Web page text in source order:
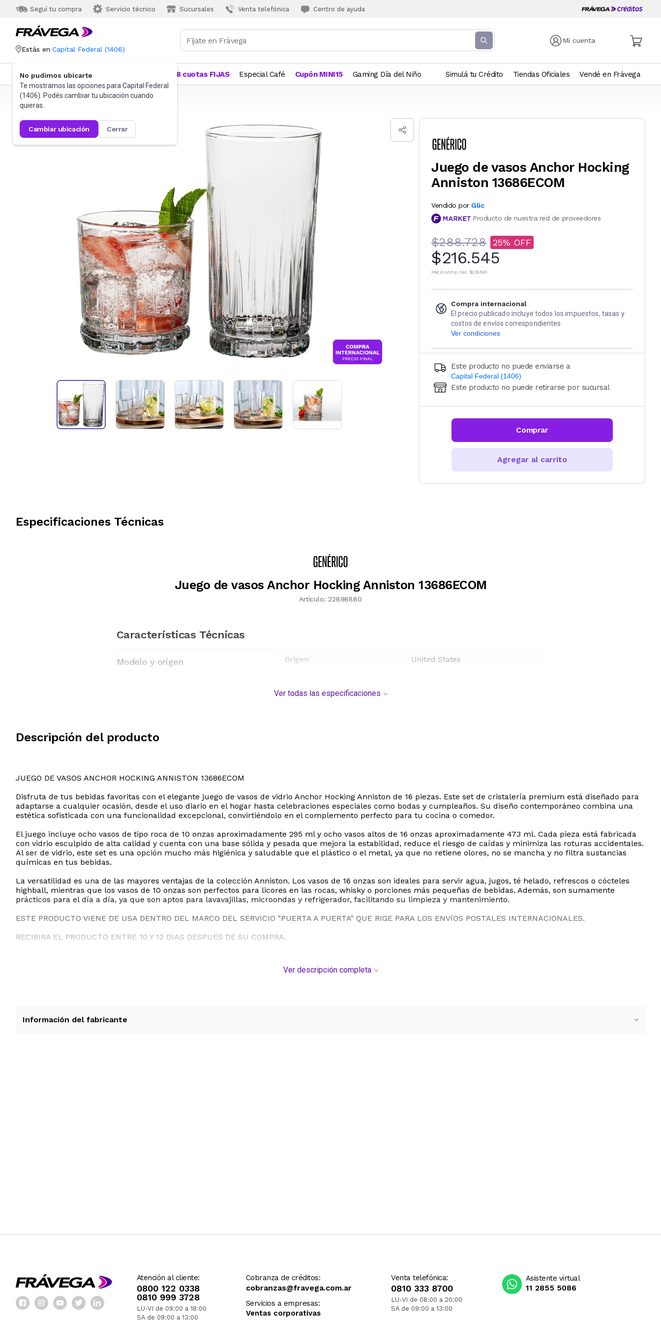
Seguí tu compra Servicio técnico Sucursales Venta telefónica Centro de ayuda
Mi cuenta
Estás en Capital Federal (1406)
No pudimos ubicarte
Te mostramos las opciones para Capital Federal
(1406). Podés cambiar tu ubicación cuando
quieras.
cambiar ubicación cerrar
Categorías Más Vendidos 18 cuotas FIJAS Especial Café Cupón MINI15 Gaming Día del Niño Simulá tu Crédito Tiendas Oficiales Vendé en Frávega
Frávega Hogar Bazar Vajilla Vasos y copas
Juego de vasos Anchor Hocking
Anniston 13686ECOM
Vendido por Glic
Producto de nuestra red de proveedores
$288.728 25
$216.545
Precio s/imp. nac. $216.545
Compra internacional
El precio publicado incluye todos los impuestos, tasas y
costos de envíos correspondientes
Ver condiciones
Este producto no puede enviarse a
Capital Federal (1406)
Ingresá código postal (sólo números)
CALCULAR
Este producto no puede retirarse por sucursal
Comprar
Agregar al carrito
Especificaciones Técnicas
Juego de vasos Anchor Hocking Anniston 13686ECOM
Artículo: 22898880
Características Técnicas
Modelo y origen Origen United States
Ver todas las especificaciones
Descripción del producto
JUEGO DE VASOS ANCHOR HOCKING ANNISTON 13686ECOM
Disfruta de tus bebidas favoritas con el elegante juego de vasos de vidrio Anchor Hocking Anniston de 16 piezas. Este set de cristalería premium está diseñado para
adaptarse a cualquier ocasión, desde el uso diario en el hogar hasta celebraciones especiales como bodas y cumpleaños. Su diseño contemporáneo combina una
estética sofisticada con una funcionalidad excepcional, convirtiéndolo en el complemento perfecto para tu cocina o comedor.
El juego incluye ocho vasos de tipo roca de 10 onzas aproximadamente 295 ml y ocho vasos altos de 16 onzas aproximadamente 473 ml. Cada pieza está fabricada
con vidrio esculpido de alta calidad y cuenta con una base sólida y pesada que mejora la estabilidad, reduce el riesgo de caídas y minimiza las roturas accidentales.
Al ser de vidrio, este set es una opción mucho más higiénica y saludable que el plástico o el metal, ya que no retiene olores, no se mancha y no filtra sustancias
químicas en tus bebidas.
La versatilidad es una de las mayores ventajas de la colección Anniston. Los vasos de 16 onzas son ideales para servir agua, jugos, té helado, refrescos o cócteles
highball, mientras que los vasos de 10 onzas son perfectos para licores en las rocas, whisky o porciones más pequeñas de bebidas. Además, son sumamente
prácticos para el día a día, ya que son aptos para lavavajillas, microondas y refrigerador, facilitando su limpieza y mantenimiento.
ESTE PRODUCTO VIENE DE USA DENTRO DEL MARCO DEL SERVICIO "PUERTA A PUERTA" QUE RIGE PARA LOS ENVíOS POSTALES INTERNACIONALES.
RECIBIRA EL PRODUCTO ENTRE 10 Y 12 DIAS DESPUES DE SU COMPRA.
Ver descripción completa
Información del fabricante
Atención al cliente:
0800 122 0338
0810 999 3728
LU-VI de 09:00 a 18:00
SA de 09:00 a 13:00
Cobranza de créditos:
cobranzas@fravega.com.ar
Servicios a empresas:
Ventas corporativas
Venta telefónica:
0810 333 8700
LU-VI de 08:00 a 20:00
SA de 09:00 a 13:00
Asistente virtual
11 2855 5086